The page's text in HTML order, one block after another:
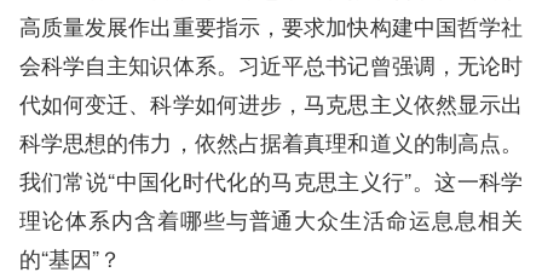
高质量发展作出重要指示，要求加快构建中国哲学社
会科学自主知识体系。习近平总书记曾强调，无论时
代如何变迁、科学如何进步，马克思主义依然显示出
科学思想的伟力，依然占据着真理和道义的制高点。
我们常说“中国化时代化的马克思主义行”。这一科学
理论体系内含着哪些与普通大众生活命运息息相关
的“基因”？